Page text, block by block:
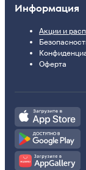
Информация
Акции и
Оферта